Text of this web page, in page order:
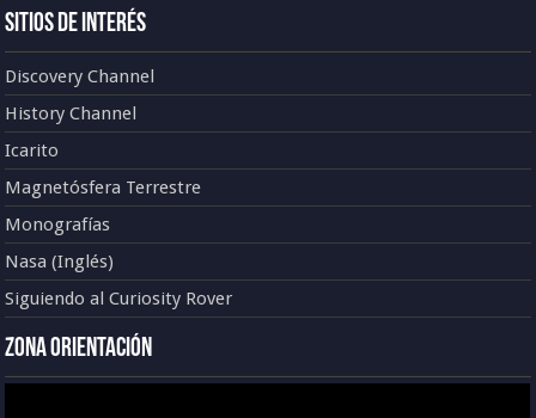
Sitios de Interés
Discovery Channel
History Channel
Icarito
Magnetósfera Terrestre
Monografías
Nasa (Inglés)
Siguiendo al Curiosity Rover
Zona Orientación